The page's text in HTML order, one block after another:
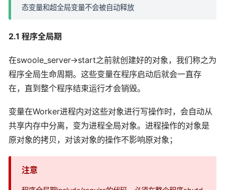
态变量和超全局变量不会被自动释放
2.1 程序全局期
在swoole_server->start之前就创建好的对象，我们称之为
程序全局生命周期。这些变量在程序启动后就会一直存
在，直到整个程序结束运行才会销毁。
变量在Worker进程内对这些对象进行写操作时，会自动从
共享内存中分离，变为进程全局对象。进程操作的对象是
原对象的拷贝，对该对象的操作不影响原对象；
注意